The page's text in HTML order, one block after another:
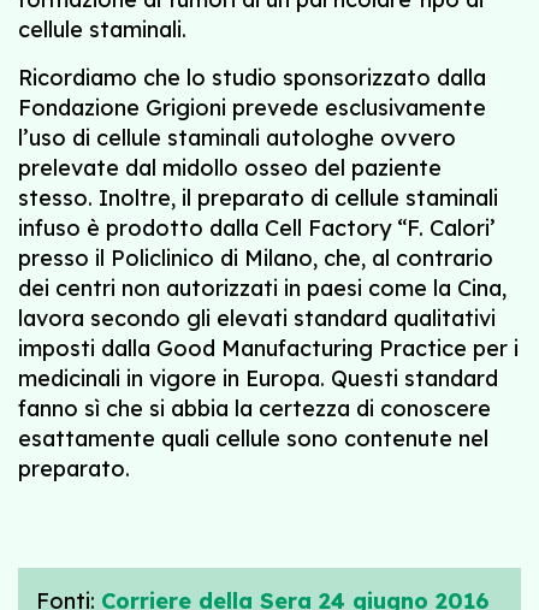
cellule staminali.
Ricordiamo che lo studio sponsorizzato dalla
Fondazione Grigioni prevede esclusivamente
l’uso di cellule staminali autologhe ovvero
prelevate dal midollo osseo del paziente
stesso. Inoltre, il preparato di cellule staminali
infuso è prodotto dalla Cell Factory “F. Calori’
presso il Policlinico di Milano, che, al contrario
dei centri non autorizzati in paesi come la Cina,
lavora secondo gli elevati standard qualitativi
imposti dalla Good Manufacturing Practice per i
medicinali in vigore in Europa. Questi standard
fanno sì che si abbia la certezza di conoscere
esattamente quali cellule sono contenute nel
preparato.
Fonti: Corriere della Sera 24 giugno 2016